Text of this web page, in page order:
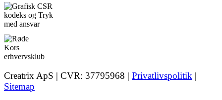
Creatrix ApS | CVR: 37795968 | Privatlivspolitik |
Sitemap